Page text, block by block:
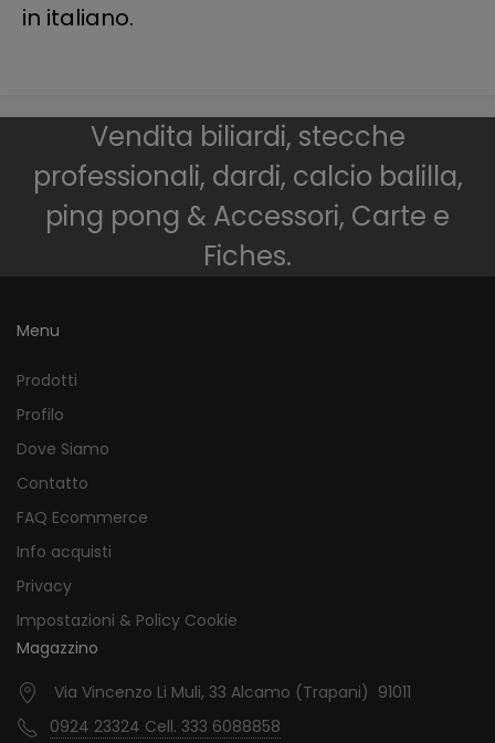
in italiano.
Vendita biliardi, stecche
professionali, dardi, calcio balilla,
ping pong & Accessori, Carte e
Fiches.
Menu
Prodotti
Profilo
Dove Siamo
Contatto
FAQ Ecommerce
Info acquisti
Privacy
Impostazioni & Policy Cookie
Magazzino
Via Vincenzo Li Muli, 33 Alcamo (Trapani) 91011
0924 23324 Cell. 333 6088858